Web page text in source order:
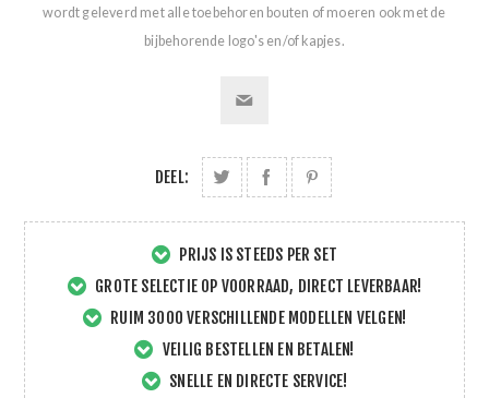
wordt geleverd met alle toebehoren bouten of moeren ook met de
bijbehorende logo's en/of kapjes.
DEEL:
PRIJS IS STEEDS PER SET
GROTE SELECTIE OP VOORRAAD, DIRECT LEVERBAAR!
RUIM 3000 VERSCHILLENDE MODELLEN VELGEN!
VEILIG BESTELLEN EN BETALEN!
SNELLE EN DIRECTE SERVICE!